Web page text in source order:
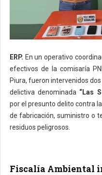
ERP. En un operativo
efectivos de la comisaría
Piura, fueron intervenidos
delictiva denominada “Las
por el presunto delito contra
de fabricación, suministro o
residuos peligrosos.
Fiscalía Ambiental